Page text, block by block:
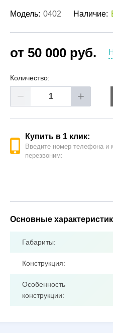
Модель: 0402 Наличие:
от 50 000 руб.
Количество:
Купить в 1 клик:
Введите номер телефона и
перезвоним:
Основные
Габариты:
Конструкция:
Особенность
конструкции: